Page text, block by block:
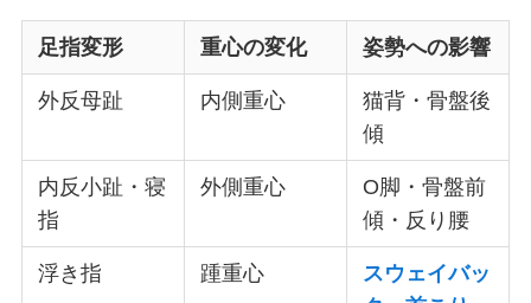
足指変形 重心の変化 姿勢への影響
外反母趾 内側重心
猫背・骨盤後
傾
内反小趾・寝
指
外側重心
O脚・骨盤前
傾・反り腰
浮き指 踵重心
スウェイバッ